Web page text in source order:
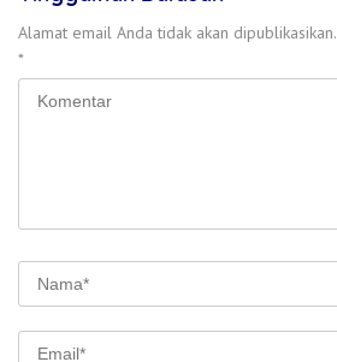
Alamat email Anda tidak akan dipublikasikan.
*